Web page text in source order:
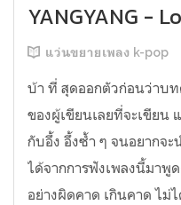
YANGYANG -
แว่นขยายเพลง k-pop
บ้า ที่ สุดออกตัวก่อนว่าบ
ของผู้เขียนเลยที่จะเขียน
กับอึ้ง อึ้งซ้ำ ๆ จนอยากจะ
ได้จากการฟังเพลงนี้มาพู
อย่างผิดคาด เกินคาด ไม่